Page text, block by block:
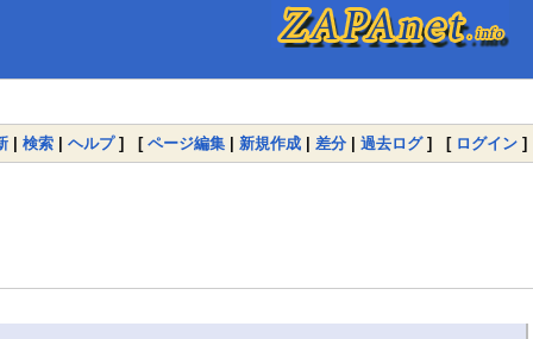
| 検索 | ヘルプ] [ ページ編集 | 新規作成 | 差分 | 過去ログ] [ ログイン ]